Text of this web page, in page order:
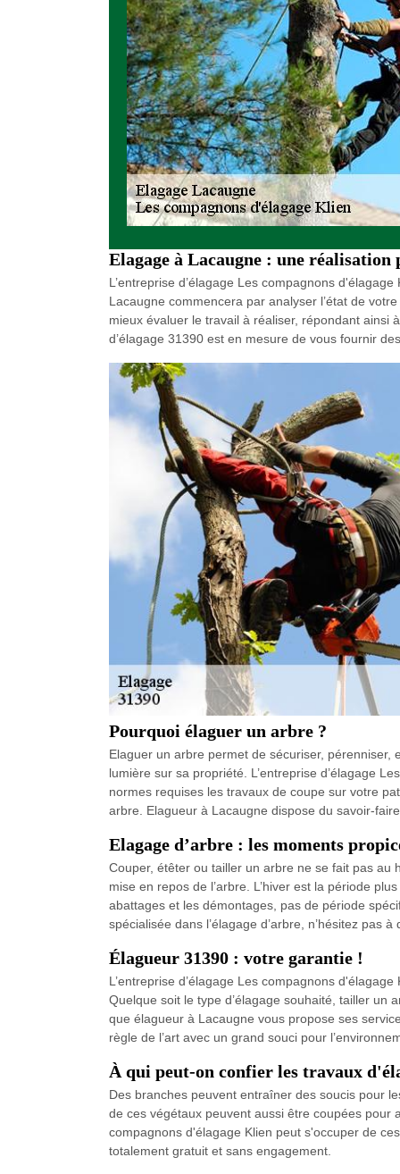
Elagage à Lacaugne : une réalisation
L’entreprise d’élagage Les compagnons
Lacaugne commencera par analyser l’état de
mieux évaluer le travail à réaliser, répondant ainsi
d’élagage 31390 est en mesure de vous fournir
Pourquoi élaguer un arbre ?
Elaguer un arbre permet de sécuriser, pérenniser,
lumière sur sa propriété. L’entreprise d’élagage
normes requises les travaux de coupe sur votre
arbre. Elagueur à Lacaugne dispose du savoir-
Elagage d’arbre : les moments
Couper, étêter ou tailler un arbre ne se fait pas au
mise en repos de l’arbre. L’hiver est la période
abattages et les démontages, pas de période
spécialisée dans l’élagage d’arbre, n’hésitez pas
Élagueur 31390 : votre garantie !
L’entreprise d’élagage Les compagnons
Quelque soit le type d’élagage souhaité, tailler un
que élagueur à Lacaugne vous propose ses
règle de l’art avec un grand souci pour
À qui peut-on confier les travaux
Des branches peuvent entraîner des soucis pour
de ces végétaux peuvent aussi être coupées pour
compagnons d'élagage Klien peut s'occuper de
totalement gratuit et sans engagement.